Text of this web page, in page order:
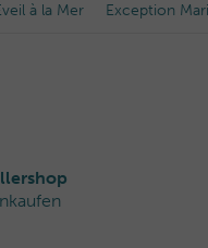
à la Mer Exception